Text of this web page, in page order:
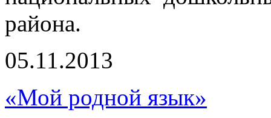
района.
05.11.2013
«Мой родной язык»